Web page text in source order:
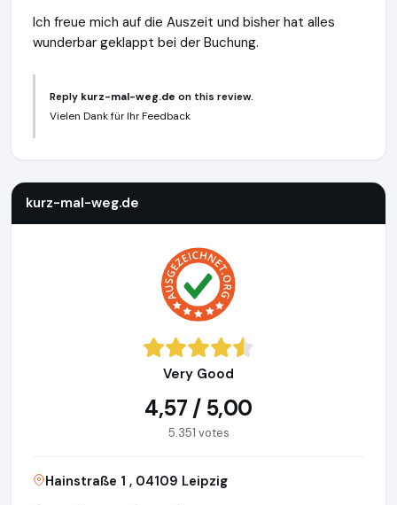
Ich freue mich auf die Auszeit und bisher hat alles
wunderbar geklappt bei der Buchung.
Reply kurz-mal-weg.de on this review.
Vielen Dank für Ihr Feedback
kurz-mal-weg.de
Very Good
4,57 / 5,00
5.351 votes
Hainstraße 1 , 04109 Leipzig